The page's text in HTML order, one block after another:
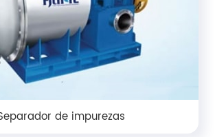
de impurezas